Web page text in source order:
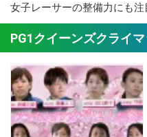
女子レーサーの整備力にも注
PG1クイーンズクライ